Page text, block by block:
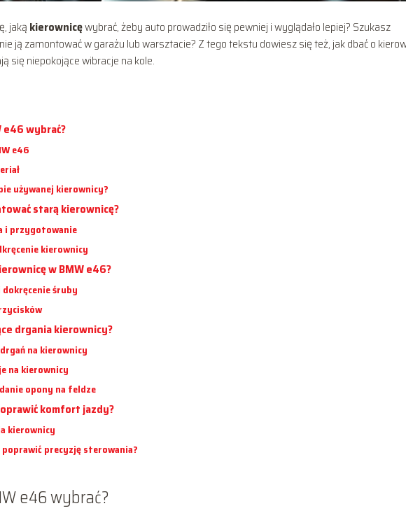
jakąkierownicęwybrać, żeby auto prowadziło się pewniej i wyglądało lepiej? Szukasz
ją zamontować w garażu lub warsztacie? Z tego tekstu dowiesz się też, jak dbać o
się niepokojące wibracje na kole.
e46 wybrać?
e46
używanej kierownicy?
starą kierownicę?
i przygotowanie
kierownicy
w BMW e46?
śruby
drgania kierownicy?
na kierownicy
na kierownicy
opony na feldze
komfort jazdy?
kierownicy
precyzję sterowania?
e46 wybrać?